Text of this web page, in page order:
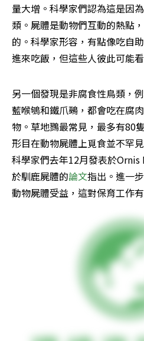
量大增。科學家們認為這是因
類。屍體是動物們互動的熱點
的。科學家形容，有點像吃自
進來吃飯，但這些人彼此可能
另一個發現是非腐食性鳥類，
藍喉鴝和鐵爪鵐，都會吃在腐
物。草地鷚最常見，最多有80
形目在動物屍體上覓食並不罕
科學家們去年12月發表於
於馴鹿屍體的論文指出。進一
動物屍體受益，這對保育工作